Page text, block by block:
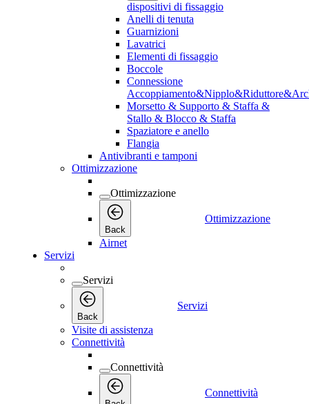
dispositivi di fissaggio
Anelli di tenuta
Guarnizioni
Lavatrici
Elementi di fissaggio
Boccole
Connessione
Morsetto & Supporto & Staffa &
Stallo & Blocco & Staffa
Spaziatore e anello
Flangia
Antivibranti e tamponi
Ottimizzazione
Ottimizzazione
Back
Ottimizzazione
Airnet
Servizi
Servizi
Back
Servizi
Visite di assistenza
Connettività
Connettività
Connettività